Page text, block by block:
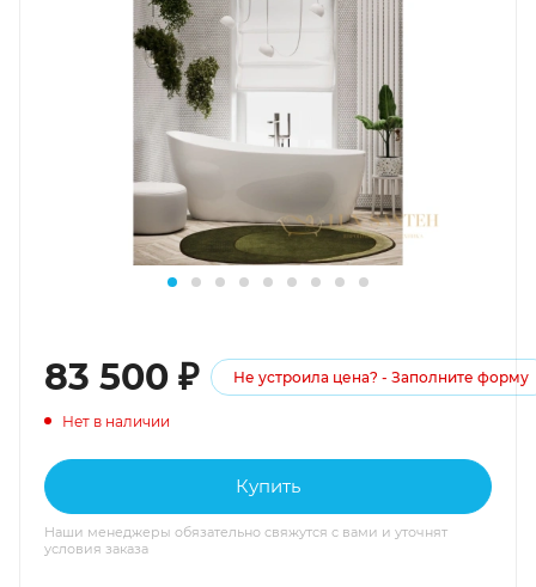
83 500 ₽ Не устроила цена? - Заполните форму
Нет в наличии
Купить
Наши менеджеры обязательно свяжутся с вами и уточнят
условия заказа